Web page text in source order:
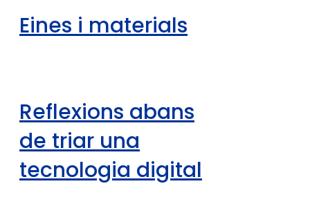
Eines i materials
Reflexions abans
de triar una
tecnologia digital